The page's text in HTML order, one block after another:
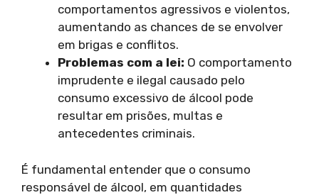
comportamentos agressivos e violentos,
aumentando as chances de se envolver
em brigas e conflitos.
Problemas com a lei: O comportamento
imprudente e ilegal causado pelo
consumo excessivo de álcool pode
resultar em prisões, multas e
antecedentes criminais.
É fundamental entender que o consumo
responsável de álcool, em quantidades